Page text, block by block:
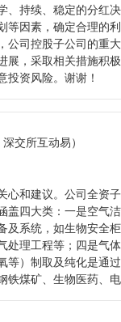
、持续、稳定的分红
等因素，确定合理的
公司控股子公司的重
展，采取相关措施积
投资风险。谢谢！
深交所互动易）
心和建议。公司全资
盖四大类：一是空气
及系统，如生物安全
处理工程等；四是气
等）制取及纯化是通
煤矿、生物医药、